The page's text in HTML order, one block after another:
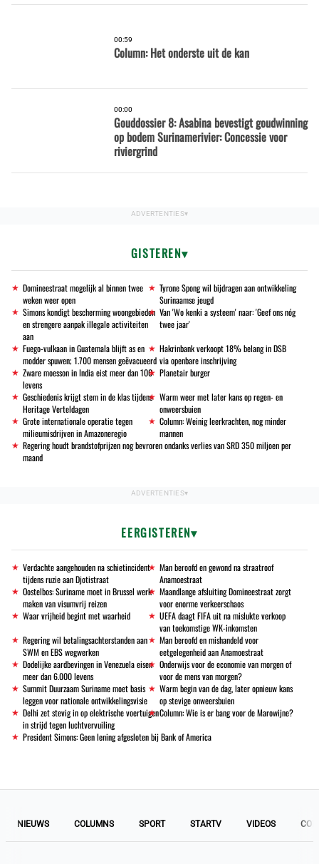
00:59
Column: Het onderste uit de kan
00:00
Gouddossier 8: Asabina bevestigt goudwinning
op bodem Surinamerivier: Concessie voor
riviergrind
GISTEREN
Domineestraat mogelijk al binnen twee
weken weer open
Tyrone Spong wil bijdragen aan ontwikkeling
Surinaamse jeugd
Simons kondigt bescherming woongebieden
en strengere aanpak illegale activiteiten
aan
Van 'Wo kenki a systeem' naar: 'Geef ons nóg
twee jaar'
Fuego-vulkaan in Guatemala blijft as en
modder spuwen; 1.700 mensen geëvacueerd
Hakrinbank verkoopt 18% belang in DSB
via openbare inschrijving
Zware moesson in India eist meer dan 100
levens
Planetair burger
Geschiedenis krijgt stem in de klas tijdens
Heritage Verteldagen
Warm weer met later kans op regen- en
onweersbuien
Grote internationale operatie tegen
milieumisdrijven in Amazoneregio
Column: Weinig leerkrachten, nog minder
mannen
Regering houdt brandstofprijzen nog bevroren ondanks verlies van SRD 350 miljoen per
maand
EERGISTEREN
Verdachte aangehouden na schietincident
tijdens ruzie aan Djotistraat
Man beroofd en gewond na straatroof
Anamoestraat
Oostelbos: Suriname moet in Brussel werk
maken van visumvrij reizen
Maandlange afsluiting Domineestraat zorgt
voor enorme verkeerschaos
Waar vrijheid begint met waarheid
UEFA daagt FIFA uit na mislukte verkoop
van toekomstige WK-inkomsten
Regering wil betalingsachterstanden aan
SWM en EBS wegwerken
Man beroofd en mishandeld voor
eetgelegenheid aan Anamoestraat
Dodelijke aardbevingen in Venezuela eisen
meer dan 6.000 levens
Onderwijs voor de economie van morgen of
voor de mens van morgen?
Summit Duurzaam Suriname moet basis
leggen voor nationale ontwikkelingsvisie
Warm begin van de dag, later opnieuw kans
op stevige onweersbuien
Delhi zet stevig in op elektrische voertuigen
in strijd tegen luchtvervuiling
Column: Wie is er bang voor de Marowijne?
President Simons: Geen lening afgesloten bij Bank of America
NIEUWS COLUMNS SPORT STARTV VIDEOS